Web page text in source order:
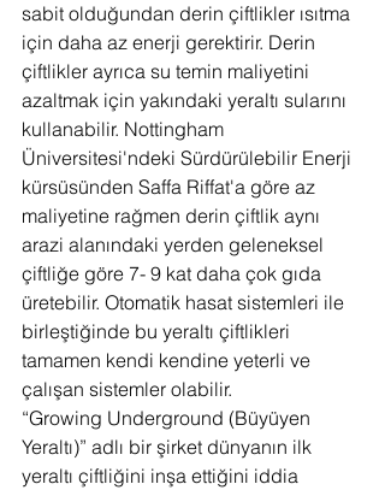
sabit olduğundan derin çiftlikler ısıtma
için daha az enerji gerektirir. Derin
çiftlikler ayrıca su temin maliyetini
azaltmak için yakındaki yeraltı sularını
kullanabilir. Nottingham
Üniversitesi'ndeki Sürdürülebilir Enerji
kürsüsünden Saffa Riffat'a göre az
maliyetine rağmen derin çiftlik aynı
arazi alanındaki yerden geleneksel
çiftliğe göre 7- 9 kat daha çok gıda
üretebilir. Otomatik hasat sistemleri ile
birleştiğinde bu yeraltı çiftlikleri
tamamen kendi kendine yeterli ve
çalışan sistemler olabilir.
“Growing Underground (Büyüyen
Yeraltı)” adlı bir şirket dünyanın ilk
yeraltı çiftliğini inşa ettiğini iddia